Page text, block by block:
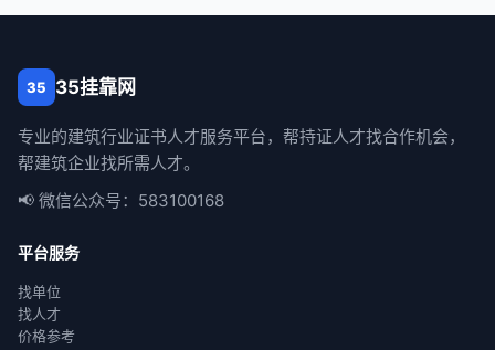
35 35挂靠网
专业的建筑行业证书人才服务平台，帮持证人才找合作机会，
帮建筑企业找所需人才。
📢 微信公众号：583100168
平台服务
找单位
找人才
价格参考